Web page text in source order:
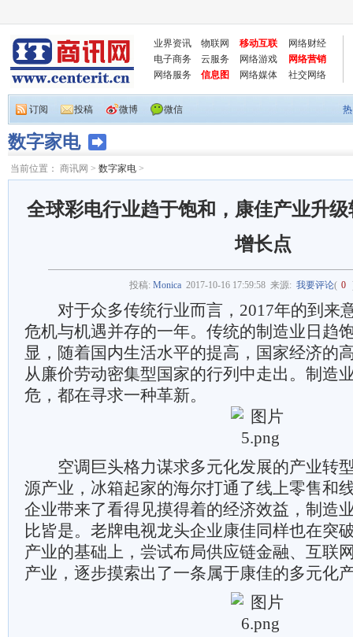
业界资讯 物联网 移动互联
网络财经
电子商务
云服务 网络游戏
网络营销
网络服务
信息图 网络媒体 社交网络
订阅 投稿 微博 微信
数字家电
当前位置： 商讯网 > 数字家电 >
全球彩电行业趋于饱和，康佳产业升
增长点
投稿: Monica 2017-10-16 17:59:58来源: 我要评论( 0
对于众多传统行业而言，2017年的到来
危机与机遇并存的一年。传统的制造业日趋
显，随着国内生活水平的提高，国家经济的
从廉价劳动密集型国家的行列中走出。制造
危，都在寻求一种革新。
空调巨头格力谋求多元化发展的产业转
源产业，冰箱起家的海尔打通了线上零售和
企业带来了看得见摸得着的经济效益，制造
比皆是。老牌电视龙头企业康佳同样也在突
产业的基础上，尝试布局供应链金融、互联
产业，逐步摸索出了一条属于康佳的多元化